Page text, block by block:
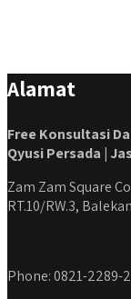
Alamat
Free Konsultasi
Qyusi Persada |
Zam Zam Square
RT.10/RW.3,
Phone: 0821-2289-